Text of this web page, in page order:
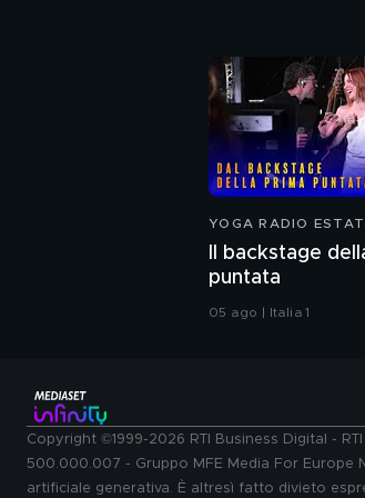
YOGA RADIO
Il backstage
puntata
05 ago | Italia 1
Copyright ©1999-2026 RTI Business Digital -
500.000.007 - Gruppo MFE Media For
artificiale generativa. È altresì fatto divieto